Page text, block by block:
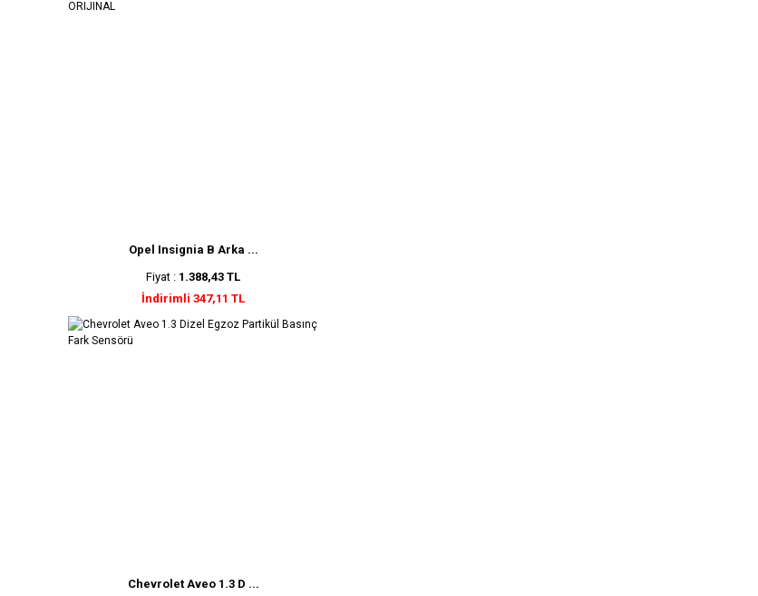
Opel Insignia B Arka ...
Fiyat : 1.388,43 TL
İndirimli 347,11 TL
Chevrolet Aveo 1.3 D ...